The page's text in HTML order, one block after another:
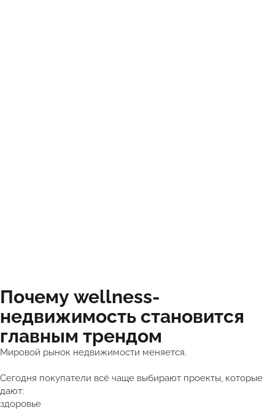
Почему wellness-
недвижимость становится
главным трендом
Мировой рынок недвижимости меняется.
Сегодня покупатели всё чаще выбирают проекты, которые
дают:
здоровье